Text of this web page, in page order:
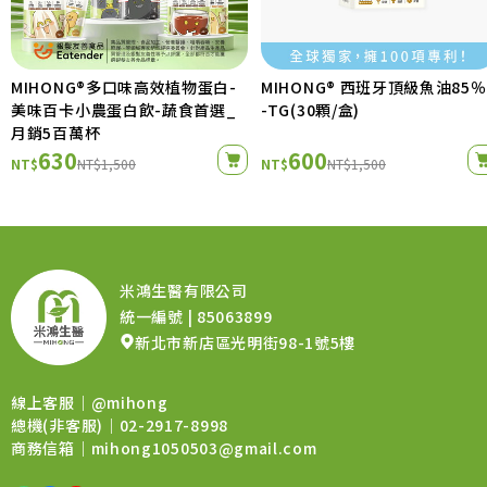
MIHONG®多口味高效植物蛋白-
美味百卡小農蛋白飲-蔬食首選_
月銷5百萬杯
NT$630NT$1,500
MIHONG® 西班牙頂級魚油85
-TG(30顆/盒)
NT$600NT$1,500
線上客服｜ @mihong
總機(非客服)｜02-2917-8998
商務信箱｜ mihong1050503@gmail.com
米鴻生醫有限公司
統一編號 | 85063899
新北市新店區光明街98-1號5樓